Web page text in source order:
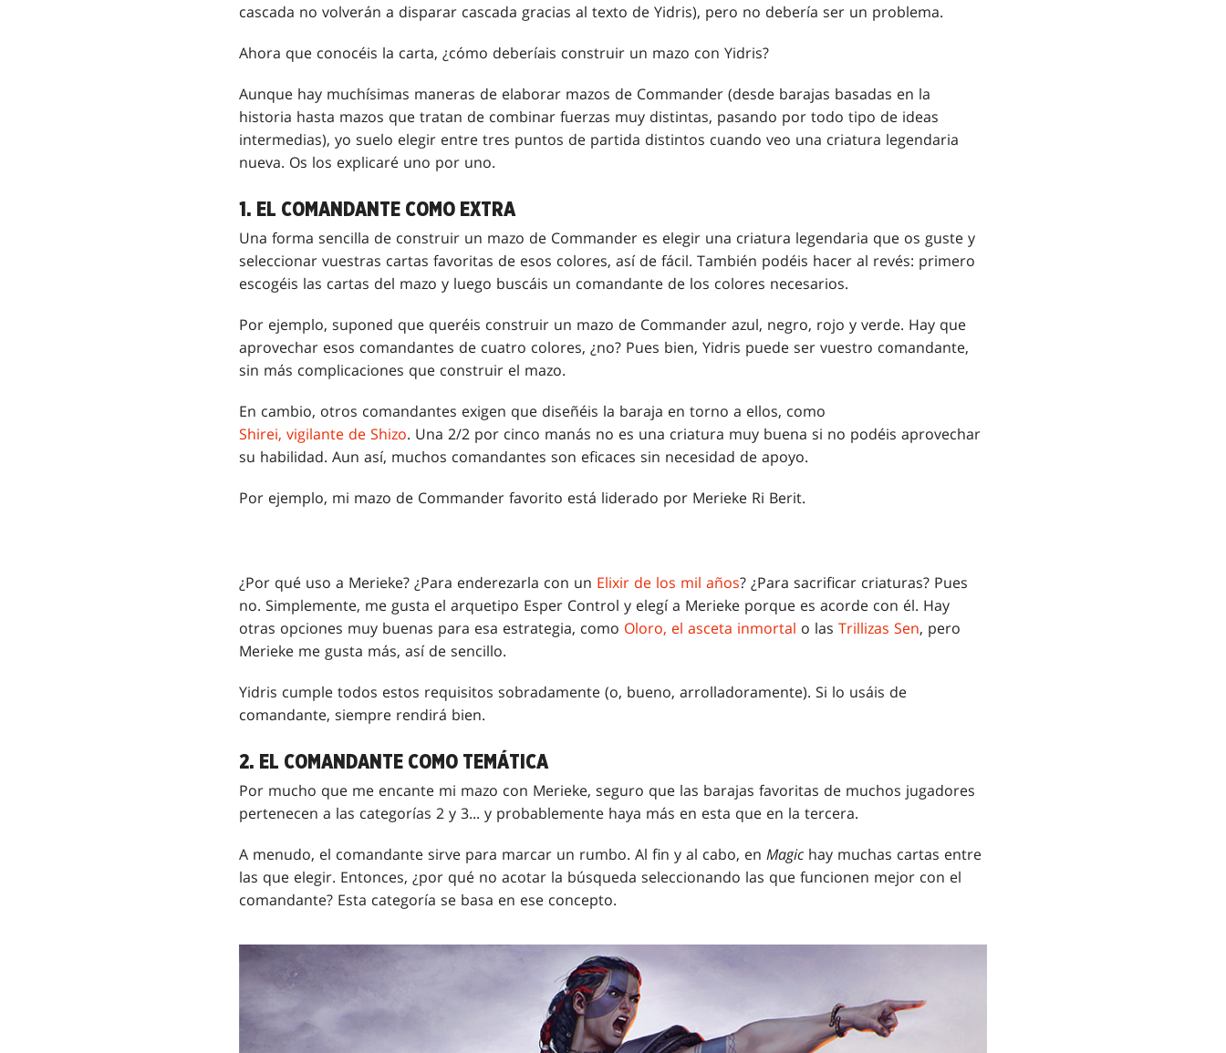
cascada no volverán a disparar cascada gracias al texto de Yidris), pero no debería ser un problema.
Ahora que conocéis la carta, ¿cómo deberíais construir un mazo con Yidris?
Aunque hay muchísimas maneras de elaborar mazos de Commander (desde barajas basadas en la
historia hasta mazos que tratan de combinar fuerzas muy distintas, pasando por todo tipo de ideas
intermedias), yo suelo elegir entre tres puntos de partida distintos cuando veo una criatura legendaria
nueva. Os los explicaré uno por uno.
1. EL COMANDANTE COMO EXTRA
Una forma sencilla de construir un mazo de Commander es elegir una criatura legendaria que os guste y
seleccionar vuestras cartas favoritas de esos colores, así de fácil. También podéis hacer al revés: primero
escogéis las cartas del mazo y luego buscáis un comandante de los colores necesarios.
Por ejemplo, suponed que queréis construir un mazo de Commander azul, negro, rojo y verde. Hay que
aprovechar esos comandantes de cuatro colores, ¿no? Pues bien, Yidris puede ser vuestro comandante,
sin más complicaciones que construir el mazo.
En cambio, otros comandantes exigen que diseñéis la baraja en torno a ellos, como
Shirei, vigilante de Shizo. Una 2/2 por cinco manás no es una criatura muy buena si no podéis aprovechar
su habilidad. Aun así, muchos comandantes son eficaces sin necesidad de apoyo.
Por ejemplo, mi mazo de Commander favorito está liderado por Merieke Ri Berit.
¿Por qué uso a Merieke? ¿Para enderezarla con un Elixir de los mil años? ¿Para sacrificar criaturas? Pues
no. Simplemente, me gusta el arquetipo Esper Control y elegí a Merieke porque es acorde con él. Hay
otras opciones muy buenas para esa estrategia, como Oloro, el asceta inmortal o las Trillizas Sen, pero
Merieke me gusta más, así de sencillo.
Yidris cumple todos estos requisitos sobradamente (o, bueno, arrolladoramente). Si lo usáis de
comandante, siempre rendirá bien.
2. EL COMANDANTE COMO TEMÁTICA
Por mucho que me encante mi mazo con Merieke, seguro que las barajas favoritas de muchos jugadores
pertenecen a las categorías 2 y 3... y probablemente haya más en esta que en la tercera.
A menudo, el comandante sirve para marcar un rumbo. Al fin y al cabo, en Magic hay muchas cartas entre
las que elegir. Entonces, ¿por qué no acotar la búsqueda seleccionando las que funcionen mejor con el
comandante? Esta categoría se basa en ese concepto.